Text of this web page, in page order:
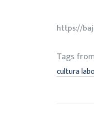
https://
Tags
cultura